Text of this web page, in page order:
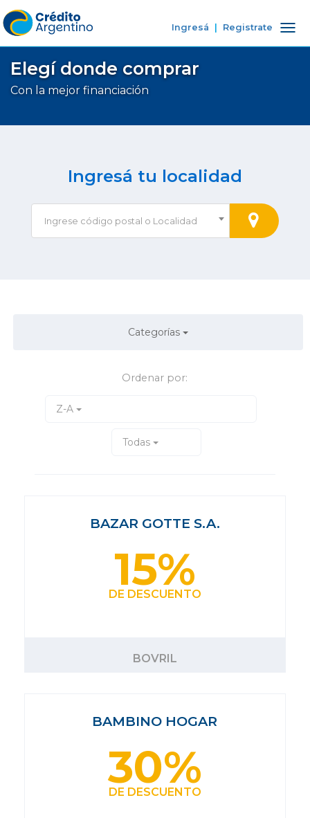
Ingresá Registrate
Elegí donde comprar
Con la mejor financiación
Ingresá tu localidad
Ingrese código postal o Localidad
Categorías
Ordenar por:
Z-A
Todas
BAZAR GOTTE S.A.
15%
DE DESCUENTO
BOVRIL
BAMBINO HOGAR
30%
DE DESCUENTO